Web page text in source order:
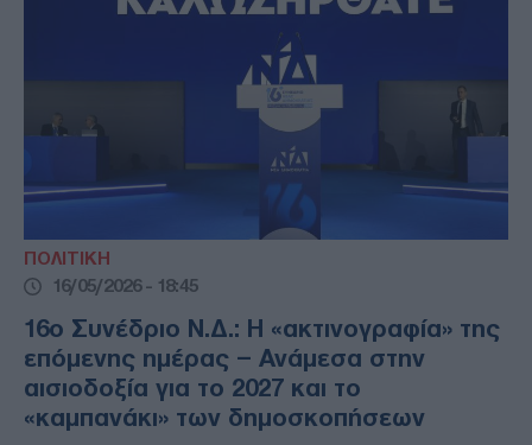
ΠΟΛΙΤΙΚΗ
16/05/2026 - 18:45
16ο Συνέδριο Ν.Δ.: Η «ακτινογραφία» της
επόμενης ημέρας – Ανάμεσα στην
αισιοδοξία για το 2027 και το
«καμπανάκι» των δημοσκοπήσεων